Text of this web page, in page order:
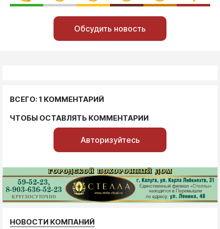
Обсудить новость
ВСЕГО: 1 КОММЕНТАРИЙ
ЧТОБЫ ОСТАВЛЯТЬ КОММЕНТАРИИ
Авторизуйтесь
НОВОСТИ КОМПАНИЙ